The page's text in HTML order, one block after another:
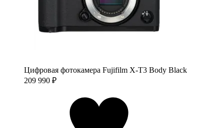
Цифровая фотокамера Fujifilm X-T3 Body Black
209 990 ₽